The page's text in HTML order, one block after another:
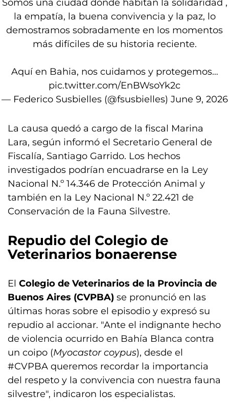
Somos una ciudad donde habitan la solidaridad ,
la empatía, la buena convivencia y la paz, lo
demostramos sobradamente en los momentos
más difíciles de su historia reciente.
Aquí en Bahia, nos cuidamos y protegemos…
pic.twitter.com/EnBWsoYk2c
— Federico Susbielles (@fsusbielles) June 9, 2026
La causa quedó a cargo de la fiscal Marina
Lara, según informó el Secretario General de
Fiscalía, Santiago Garrido. Los hechos
investigados podrían encuadrarse en la Ley
Nacional N.º 14.346 de Protección Animal y
también en la Ley Nacional N.º 22.421 de
Conservación de la Fauna Silvestre.
Repudio del Colegio de
Veterinarios bonaerense
El Colegio de Veterinarios de la Provincia de
Buenos Aires (CVPBA) se pronunció en las
últimas horas sobre el episodio y expresó su
repudio al accionar. "Ante el indignante hecho
de violencia ocurrido en Bahía Blanca contra
un coipo (Myocastor coypus), desde el
#CVPBA queremos recordar la importancia
del respeto y la convivencia con nuestra fauna
silvestre", indicaron los especialistas.